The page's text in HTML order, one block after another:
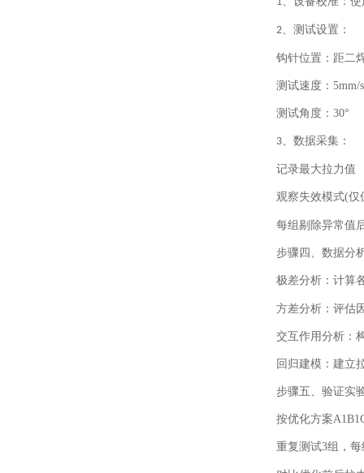
2、 测试设置：
钩针位置：距二
测试速度： 5mm/s
测试角度： 30°
3、 数据采集：
记录最大拉力值
观察失效模式(仅
每组剔除异常值
步骤四、 数据分
极差分析：计算
方差分析：评估
交互作用分析：
回归建模：建立
步骤五、 验证实
按优化方案
重复测试3组，每